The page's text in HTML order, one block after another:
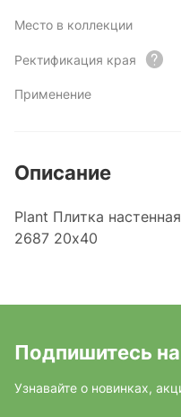
Место в коллекции
Ректификация края
Применение
Описание
Plant Плитка
2687 20х40
Подпишитесь
Узнавайте о новинках,